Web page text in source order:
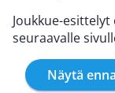
Joukkue-
seuraavalle
Näytä